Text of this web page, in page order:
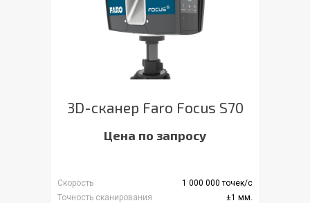
3D-сканер Faro Focus S70
Цена по запросу
Скорость
1 000 000 точек/с
Точность сканирования
±1 мм.